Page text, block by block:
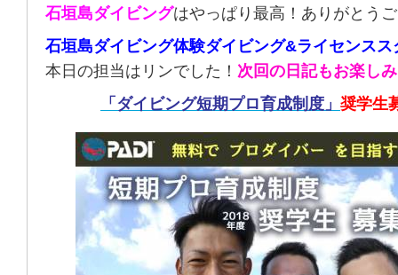
石垣島ダイビングはやっぱり最高！ありがとう
石垣島ダイビング体験ダイビング&ライセンスス
本日の担当はリンでした！ 次回の日記もお楽し
「ダイビング短期プロ育成制度」 奨学生